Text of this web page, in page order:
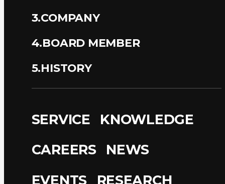
3.COMPANY
4.BOARD MEMBER
5.HISTORY
SERVICE
KNOWLEDGE
CAREERS
NEWS
EVENTS
RESEARCH